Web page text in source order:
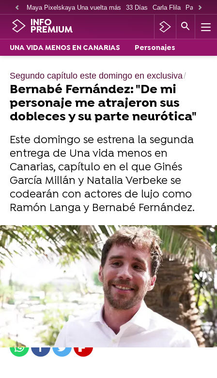
Maya Pixelskaya Una vuelta más 33 Días Carla Flila Paco
INFO
PREMIUM
UNA VIDA MENOS EN CANARIAS Personajes
Segundo capítulo este domingo en exclusiva
Bernabé Fernández: "De mi
personaje me atrajeron sus
dobleces y su parte neurótica"
Este domingo se estrena la segunda
entrega de Una vida menos en
Canarias, capítulo en el que Ginés
García Millán y Natalia Verbeke se
codearán con actores de lujo como
Ramón Langa y Bernabé Fernández.
Laura Mayo
Publicado: 01 de febrero de 2024, 16:52
WhatsappFacebook
TwitterFlipboard